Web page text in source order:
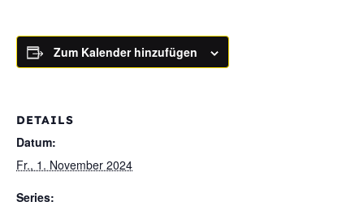
Zum Kalender hinzufügen
DETAILS
Datum:
Fr., 1. November 2024
Series: